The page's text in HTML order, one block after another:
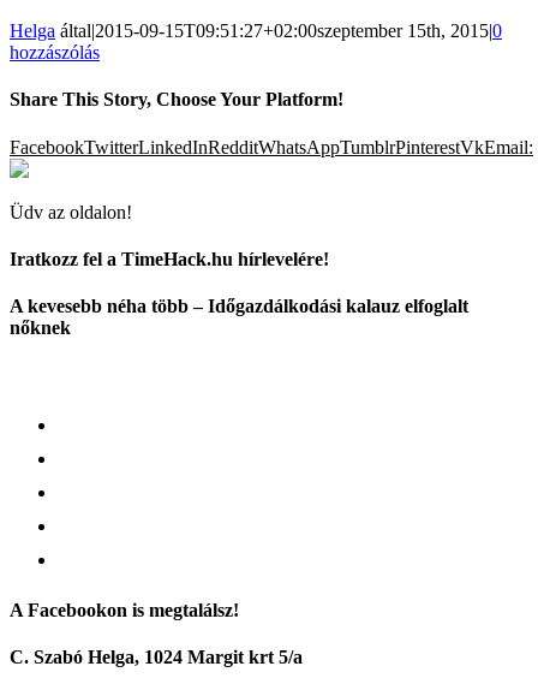
Helga által|2015-09-15T09:51:27+02:00szeptember 15th, 2015|0
hozzászólás
Share This Story, Choose Your Platform!
FacebookTwitterLinkedInRedditWhatsAppTumblrPinterestVkEmail:
Üdv az oldalon!
Iratkozz fel a TimeHack.hu hírlevelére!
A kevesebb néha több – Időgazdálkodási kalauz elfoglalt
nőknek
A Facebookon is megtalálsz!
C. Szabó Helga, 1024 Margit krt 5/a